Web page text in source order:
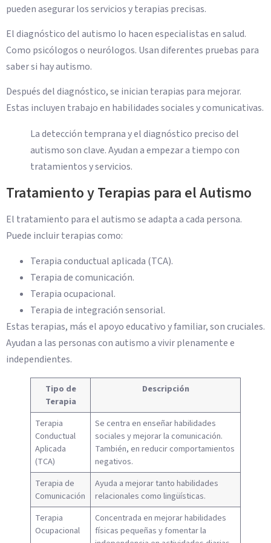
pueden asegurar los servicios y terapias precisas.
El diagnóstico del autismo lo hacen especialistas en salud.
Como psicólogos o neurólogos. Usan diferentes pruebas para
saber si hay autismo.
Después del diagnóstico, se inician terapias para mejorar.
Estas incluyen trabajo en habilidades sociales y comunicativas.
La detección temprana y el diagnóstico preciso del
autismo son clave. Ayudan a empezar a tiempo con
tratamientos y servicios.
Tratamiento y Terapias para el Autismo
El tratamiento para el autismo se adapta a cada persona.
Puede incluir terapias como:
Terapia conductual aplicada (TCA).
Terapia de comunicación.
Terapia ocupacional.
Terapia de integración sensorial.
Estas terapias, más el apoyo educativo y familiar, son cruciales.
Ayudan a las personas con autismo a vivir plenamente e
independientes.
Tipo de
Terapia
Descripción
Terapia
Conductual
Aplicada
(TCA)
Se centra en enseñar habilidades
sociales y mejorar la comunicación.
También, en reducir comportamientos
negativos.
Terapia de
Comunicación
Ayuda a mejorar tanto habilidades
relacionales como lingüísticas.
Terapia
Ocupacional
Concentrada en mejorar habilidades
físicas pequeñas y fomentar la